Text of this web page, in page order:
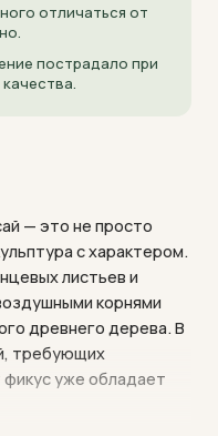
отличаться от
пострадало при
— это не просто
с характером.
листьев и
корнями
древнего дерева. В
требующих
уже обладает